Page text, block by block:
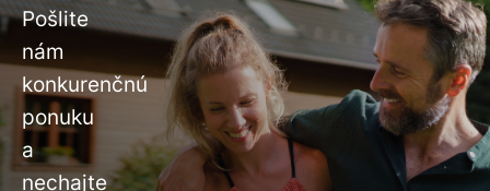
Pošlite
nám
konkurenčnú
ponuku
a
nechajte